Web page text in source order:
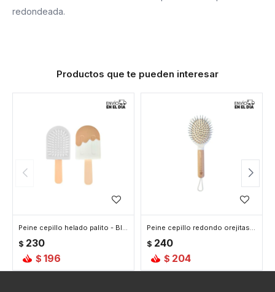
redondeada.
Productos que te pueden interesar
Peine cepillo helado palito - Blanco
$ 230
$ 196
Peine cepillo redondo orejitas gato - Blanco
$ 240
$ 204